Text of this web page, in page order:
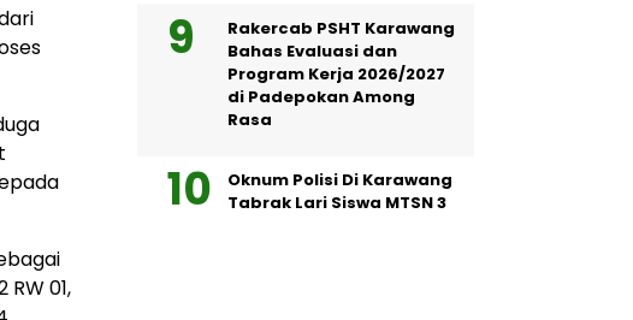
01,
Rakercab PSHT Karawang
Bahas Evaluasi dan
Program Kerja 2026/2027
di Padepokan Among
Rasa
Oknum Polisi Di Karawang
Tabrak Lari Siswa MTSN 3